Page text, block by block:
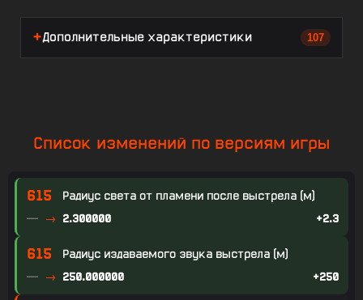
Дополнительные характеристики 107
Список изменений по версиям игры
615 Радиус света от пламени после выстрела (м)
— 2.300000 +2.3
615 Радиус издаваемого звука выстрела (м)
— 250.000000 +250